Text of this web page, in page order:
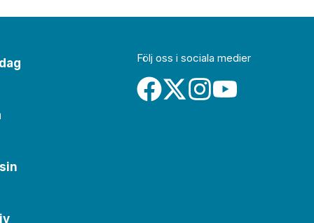
Följ oss i sociala medier